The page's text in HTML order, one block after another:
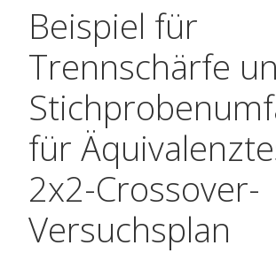
Beispiel für
Trennschärfe
für
2x2-Crossover-
Versuchsplan